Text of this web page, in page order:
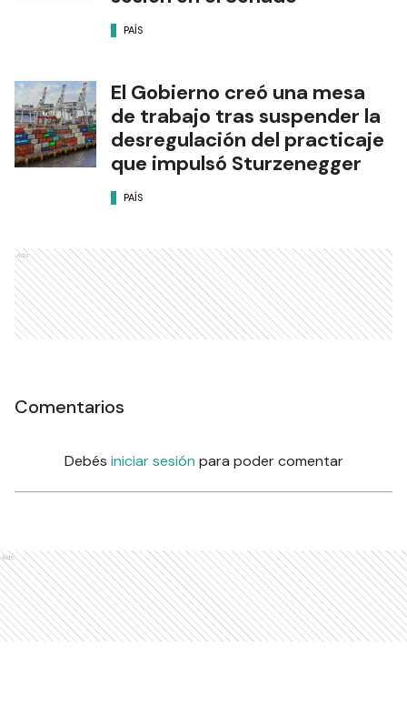
PAÍS
El Gobierno creó una mesa
de trabajo tras suspender la
desregulación del practicaje
que impulsó Sturzenegger
PAÍS
Ads
Comentarios
Debés iniciar sesión para poder comentar
Ads